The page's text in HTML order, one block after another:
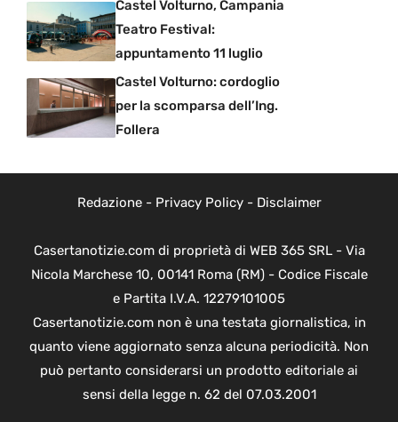
Castel Volturno, Campania
Teatro Festival:
appuntamento 11 luglio
Castel Volturno: cordoglio
per la scomparsa dell’Ing.
Follera
Redazione- Privacy Policy- Disclaimer
Casertanotizie.com di proprietà di WEB 365 SRL - Via
Nicola Marchese 10, 00141 Roma (RM) - Codice Fiscale
e Partita I.V.A. 12279101005
Casertanotizie.com non è una testata giornalistica, in
quanto viene aggiornato senza alcuna periodicità. Non
può pertanto considerarsi un prodotto editoriale ai
sensi della legge n. 62 del 07.03.2001